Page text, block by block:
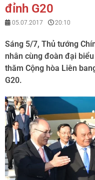
đỉnh G20
05.07.2017 20:10
Sáng 5/7, Thủ tướng
nhân cùng đoàn đại
thăm Cộng hòa Liên
G20.